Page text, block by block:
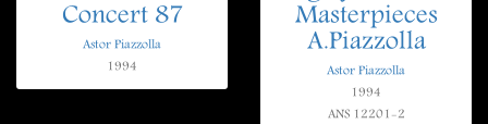
Concert 87
Astor Piazzolla
1994
Masterpieces
A.Piazzolla
Astor Piazzolla
1994
ANS 12201-2